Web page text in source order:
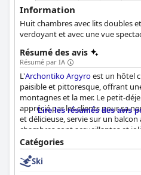
Information
Huit chambres avec lits doubles
verdoyant et avec une vue
Résumé des avis
Résumé par IA
L'Archontiko Argyroest un hôtel
paisible et pittoresque, offrant
montagnes et la mer. Le petit-
apprécié par les clients pour sa
et délicieuse, servie sur un
chambres sont accueillantes et
confortables et des cheminées, et
impeccable. Le personnel est
excellent service, de nombreux
Lire les résumés des avis
Catégories
Ski